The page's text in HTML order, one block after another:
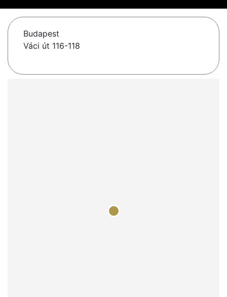
Budapest
Váci út 116-118